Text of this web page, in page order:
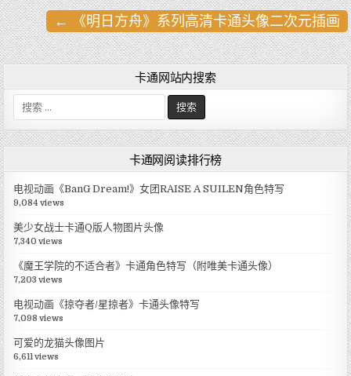
文
章
航
← 《明日方舟》系列高清卡通头像二次元插画
卡通网站内搜索
搜
索
:
卡通网阅读排行榜
电视动画《BanG Dream!》女团RAISE A SUILEN角色特写
9,084 views
美少女战士卡通Q版人物图片头像
7,340 views
《魔王学院的不适合者》卡通角色特写（附唯美卡通头像）
7,203 views
电视动画《掠夺者/星掠者》卡通头像特写
7,098 views
可爱的龙猫头像图片
6,611 views